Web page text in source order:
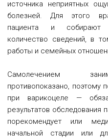
источника неприятных
болезней.Для этого
пациента и собирают
количество сведений, в
работы и семейных
Самолечением
противопоказано, поэтому
при варикоцеле —
результатов обследования
порекомендует или
начальной стадии или